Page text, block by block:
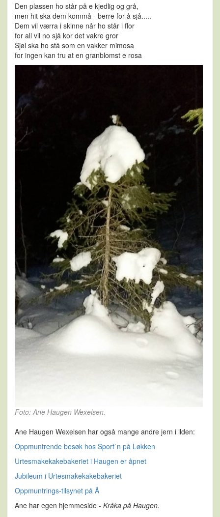
Den plassen ho står på e kjedlig og grå,
men hit ska dem kommå - berre for å sjå.....
Dem vil værra i skinne når ho står i flor
for all vil no sjå kor det vakre gror
Sjøl ska ho stå som en vakker mimosa
for ingen kan tru at en granblomst e rosa
Foto: Ane Haugen Wexelsen.
Ane Haugen Wexelsen har også mange andre jern i ilden:
Oppmuntrende besøk hos Sport`n på Løkken
Urtesmakekakebakeriet i Haugen er åpnet
Jubileum i Urtesmakekakebakeriet
Oppmuntrings-tilsynet på Å
Ane har egen hjemmeside - Kråka på Haugen.